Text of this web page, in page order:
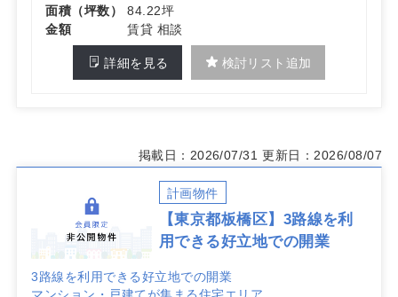
面積（坪数）
84.22坪
金額
賃貸 相談
詳細を見る 検討リスト追加
掲載日：2026/07/31 更新日：2026/08/07
計画物件
【東京都板橋区】3路線を利
用できる好立地での開業
3路線を利用できる好立地での開業
マンション・戸建てが集まる住宅エリア